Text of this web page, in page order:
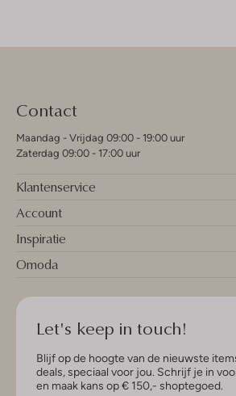
Contact
Maandag - Vrijdag 09:00 - 19:00 uur
Zaterdag 09:00 - 17:00 uur
Klantenservice
Account
Inspiratie
Omoda
Let's keep in touch!
Blijf op de hoogte van de nieuwste
deals, speciaal voor jou. Schrijf je in
en maak kans op € 150,- shoptegoed.